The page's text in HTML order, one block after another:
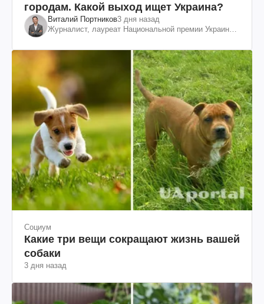
городам. Какой выход ищет Украина?
Виталий Портников3 дня назад
Журналист, лауреат Национальной премии Украины
Социум
Какие три вещи сокращают жизнь вашей
собаки
3 дня назад